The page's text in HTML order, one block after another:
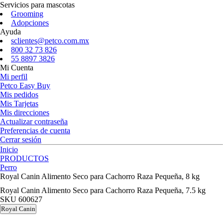
Servicios para mascotas
Grooming
Adopciones
Ayuda
sclientes@petco.com.mx
800 32 73 826
55 8897 3826
Mi Cuenta
Mi perfil
Petco Easy Buy
Mis pedidos
Mis Tarjetas
Mis direcciones
Actualizar contraseña
Preferencias de cuenta
Cerrar sesión
Inicio
PRODUCTOS
Perro
Royal Canin Alimento Seco para Cachorro Raza Pequeña, 8 kg
Royal Canin Alimento Seco para Cachorro Raza Pequeña, 7.5 kg
SKU 600627
Royal Canin